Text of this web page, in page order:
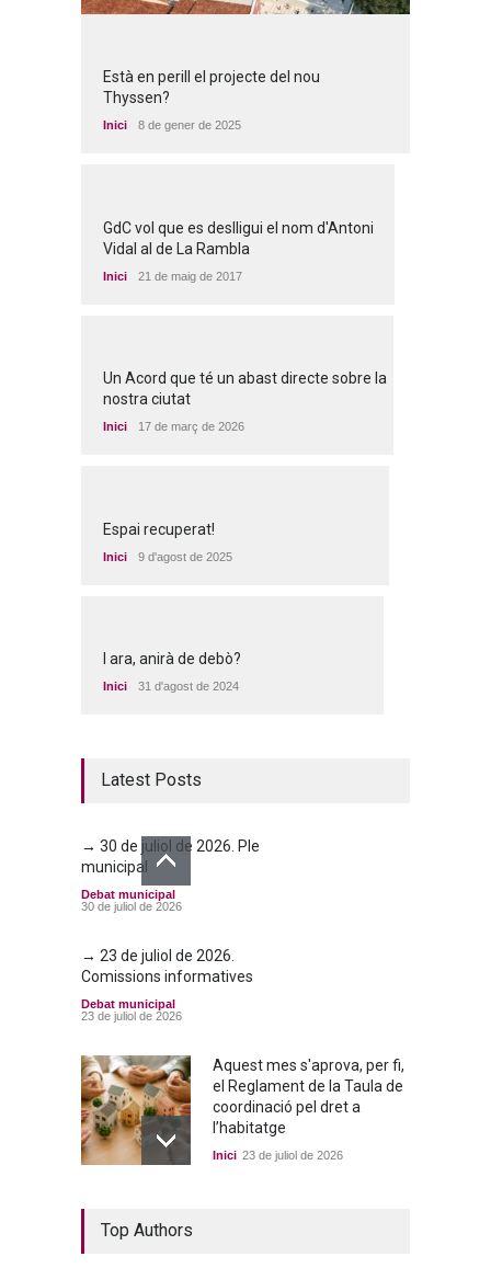
Està en perill el projecte del nou
Thyssen?
Inici 8 de gener de 2025
GdC vol que es deslligui el nom d'Antoni
Vidal al de La Rambla
Inici 21 de maig de 2017
Un Acord que té un abast directe sobre la
nostra ciutat
Inici 17 de març de 2026
Espai recuperat!
Inici 9 d'agost de 2025
I ara, anirà de debò?
Inici 31 d'agost de 2024
Latest Posts
→ 30 de juliol de 2026. Ple
municipal
Debat municipal
30 de juliol de 2026
→ 23 de juliol de 2026.
Comissions informatives
Debat municipal
23 de juliol de 2026
Aquest mes s'aprova, per fi,
el Reglament de la Taula de
coordinació pel dret a
l’habitatge
Inici 23 de juliol de 2026
Top Authors